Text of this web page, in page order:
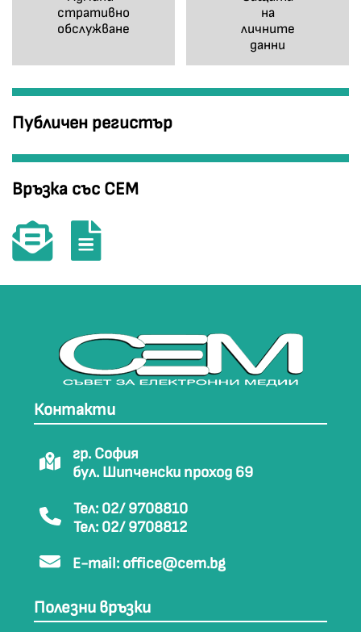
стративно
обслужване
на
личните
данни
Публичен регистър
Връзка със СЕМ
Контакти
гр. София
бул. Шипченски проход 69
Тел: 02/ 9708810
Тел: 02/ 9708812
E-mail: office@cem.bg
Полезни връзки